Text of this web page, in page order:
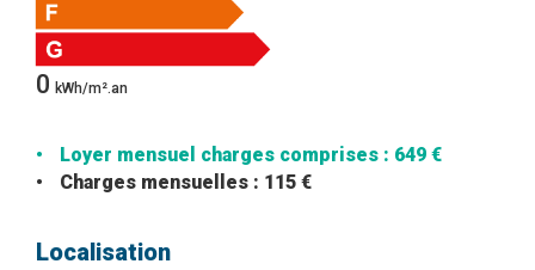
0 kWh/m².an
Loyer mensuel charges comprises : 649 €
Charges mensuelles : 115 €
Localisation